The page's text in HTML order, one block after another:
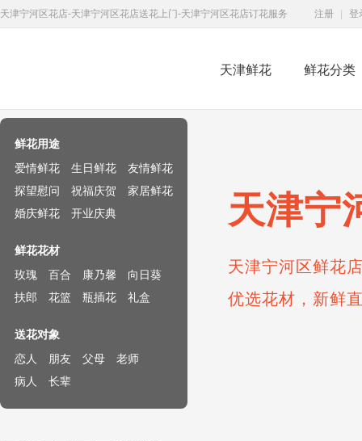
天津宁河区花店-天津宁河区花店送花上门-天津宁河区花店订花服务 注册 登
天津鲜花 鲜花分类
天津宁
天津宁河区鲜花
优选花材，新鲜
鲜花用途
爱情鲜花
生日鲜花
友情鲜花
探望慰问
祝福庆贺
家居鲜花
婚庆鲜花
开业庆典
鲜花花材
玫瑰
百合 康乃馨
向日葵
扶郎
花篮 瓶插花 礼盒
送花对象
恋人
朋友 父母
老师
病人
长辈